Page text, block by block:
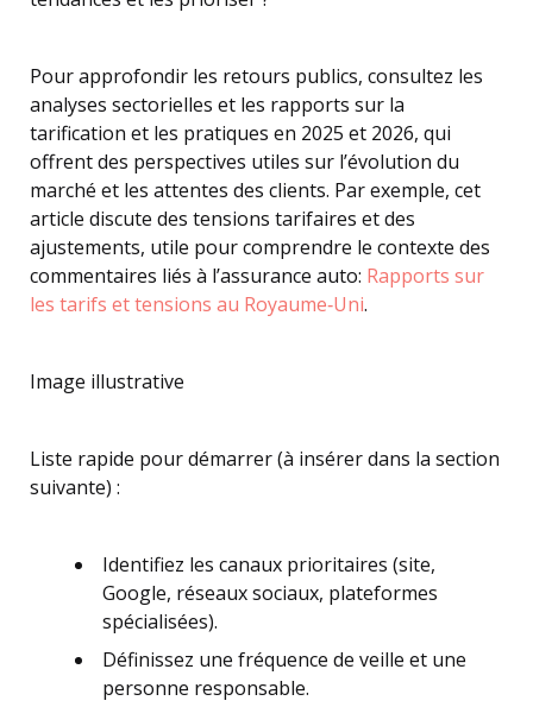
Pour approfondir les retours publics, consultez les
analyses sectorielles et les rapports sur la
tarification et les pratiques en 2025 et 2026, qui
offrent des perspectives utiles sur l’évolution du
marché et les attentes des clients. Par exemple, cet
article discute des tensions tarifaires et des
ajustements, utile pour comprendre le contexte des
commentaires liés à l’assurance auto: Rapports sur
les tarifs et tensions au Royaume‑Uni.
Image illustrative
Liste rapide pour démarrer (à insérer dans la section
suivante) :
Identifiez les canaux prioritaires (site,
Google, réseaux sociaux, plateformes
spécialisées).
Définissez une fréquence de veille et une
personne responsable.